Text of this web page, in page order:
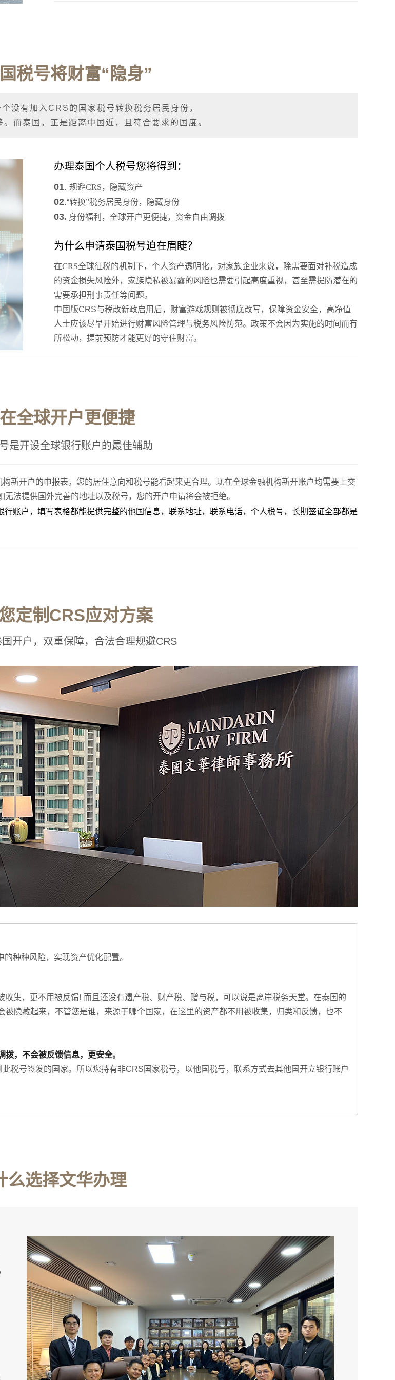
税号将财富“隐身”
没有加入CRS的国家税号转换税务居民身份，
而泰国，正是距离中国近，且符合要求的国度。
办理泰国个人税号您将得到：
01. 规避CRS，隐藏资产
02.“转换”税务居民身份，隐藏身份
03. 身份福利， 全球开户更便捷，资金自由调拨
为什么申请泰国税号迫在眉睫？
在CRS全球征税的机制下，个人资产透明化，对家族企业来说，除需要面对补税造成
的资金损失风险外，家族隐私被暴露的风险也需要引起高度重视，甚至需提防潜在的
需要承担刑事责任等问题。
中国版CRS与税改新政启用后，财富游戏规则被彻底改写，保障资金安全，高净值
人士应该尽早开始进行财富风险管理与税务风险防范。政策不会因为实施的时间而有
所松动，提前预防才能更好的守住财富。
全球开户更便捷
是开设全球银行账户的最佳辅助
新开户的申报表。您的居住意向和税号能看起来更合理。现在全球金融机构新开账户均需要上交
法提供国外完善的地址以及税号，您的开户申请将会被拒绝。
账户，填写表格都能提供完整的他国信息，联系地址，联系电话，个人税号，长期签证全部都是
定制CRS应对方案
开户，双重保障，合法合理规避CRS
种种风险，实现资产优化配置。
收集，更不用被反馈! 而且还没有遗产税、财产税、赠与税，可以说是离岸税务天堂。在泰国的
隐藏起来，不管您是谁，来源于哪个国家，在这里的资产都不用被收集，归类和反馈，也不
，不会被反馈信息，更安全。
税号签发的国家。所以您持有非CRS国家税号，以他国税号，联系方式去其他国开立银行账户
么选择文华办理